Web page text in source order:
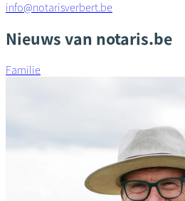
info@notarisverbert.be
Nieuws van notaris.be
Familie